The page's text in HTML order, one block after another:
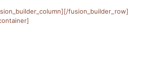
fusion_builder_row]